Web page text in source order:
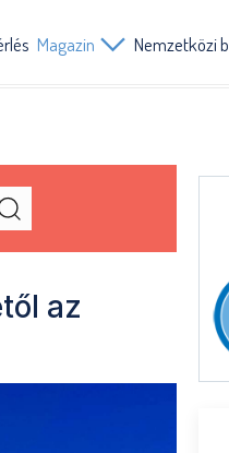
Magazin Nemzetközi
az